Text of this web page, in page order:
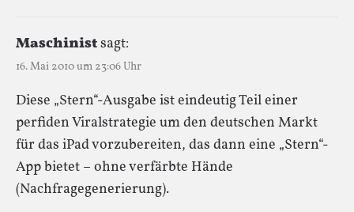
Maschinistsagt:
16. Mai 2010 um 23:06 Uhr
Diese „Stern“-Ausgabe ist eindeutig Teil einer
perfiden Viralstrategie um den deutschen Markt
für das iPad vorzubereiten, das dann eine „Stern“-
App bietet – ohne verfärbte Hände
(Nachfragegenerierung).